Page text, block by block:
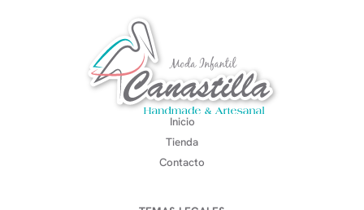
Inicio
Tienda
Contacto